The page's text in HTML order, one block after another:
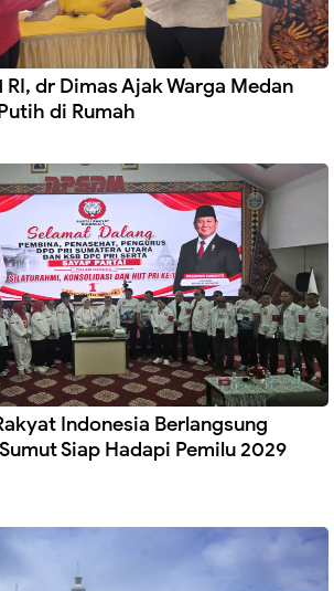
RI, dr Dimas Ajak Warga Medan
di Rumah
Indonesia Berlangsung
Siap Hadapi Pemilu 2029